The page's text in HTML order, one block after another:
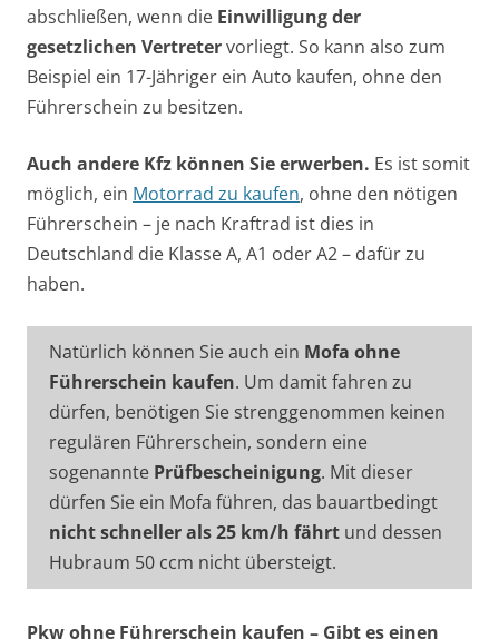
abschließen, wenn die Einwilligung der
gesetzlichen Vertretervorliegt. So kann also zum
Beispiel ein 17-Jähriger ein Auto kaufen, ohne den
Führerschein zu besitzen.
Auch andere Kfz können Sie erwerben. Es ist somit
möglich, ein Motorrad zu kaufen, ohne den nötigen
Führerschein – je nach Kraftrad ist dies in
Deutschland die Klasse A, A1 oder A2 – dafür zu
haben.
Natürlich können Sie auch ein Mofa ohne
Führerschein kaufen. Um damit fahren zu
dürfen, benötigen Sie strenggenommen keinen
regulären Führerschein, sondern eine
sogenannte Prüfbescheinigung. Mit dieser
dürfen Sie ein Mofa führen, das bauartbedingt
nicht schneller als 25 km/h fährt und dessen
Hubraum 50 ccm nicht übersteigt.
Pkw ohne Führerschein kaufen – Gibt es einen